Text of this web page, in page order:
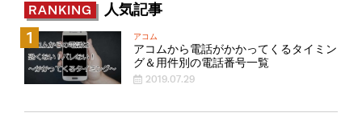
RANKING 人気記事
アコム
アコムから電話がかかってくるタイミン
グ＆用件別の電話番号一覧
2019.07.29